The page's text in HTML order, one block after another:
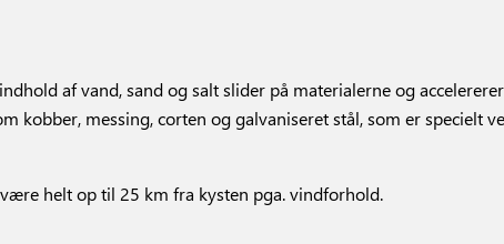
af vand, sand og salt slider på materialerne og
kobber, messing, corten og galvaniseret stål, som er specielt
helt op til 25 km fra kysten pga. vindforhold.